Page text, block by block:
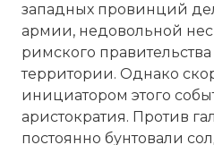
западных провинций
армии, недовольной
римского
территории. Однако
инициатором этого
аристократия. Против
постоянно бунтовали